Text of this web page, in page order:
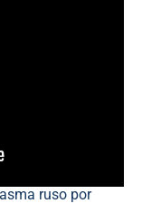
ruso por